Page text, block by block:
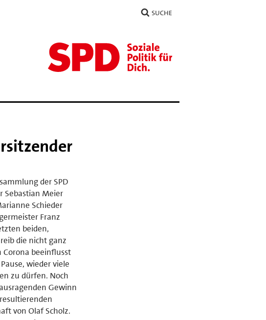
SUCHE
der SPD
Sebastian Meier
Schieder
Franz
beiden,
die nicht ganz
Corona beeinflusst
wieder viele
zu dürfen. Noch
Gewinn
von Olaf Scholz.